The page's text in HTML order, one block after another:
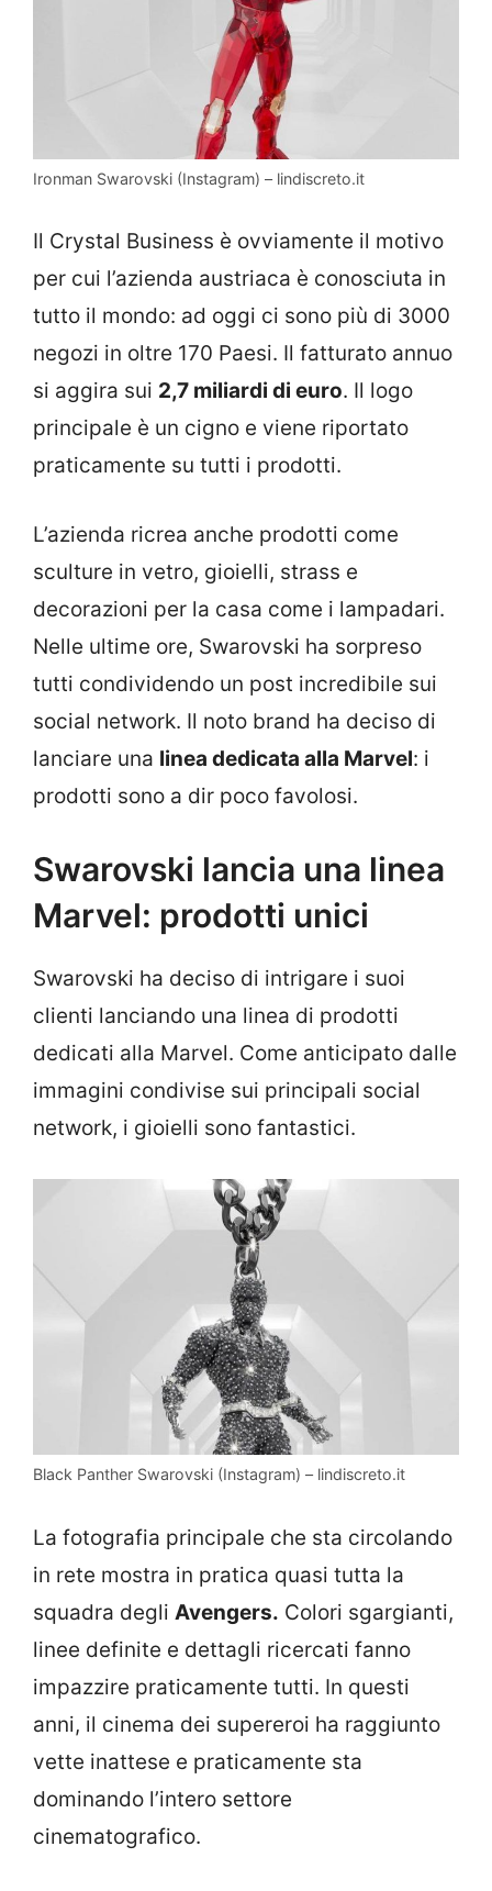
Ironman Swarovski (Instagram) – lindiscreto.it
Il Crystal Business è ovviamente il motivo
per cui l’azienda austriaca è conosciuta in
tutto il mondo: ad oggi ci sono più di 3000
negozi in oltre 170 Paesi. Il fatturato annuo
si aggira sui 2,7 miliardi di euro. Il logo
principale è un cigno e viene riportato
praticamente su tutti i prodotti.
L’azienda ricrea anche prodotti come
sculture in vetro, gioielli, strass e
decorazioni per la casa come i lampadari.
Nelle ultime ore, Swarovski ha sorpreso
tutti condividendo un post incredibile sui
social network. Il noto brand ha deciso di
lanciare una linea dedicata alla Marvel: i
prodotti sono a dir poco favolosi.
Swarovski lancia una linea
Marvel: prodotti unici
Swarovski ha deciso di intrigare i suoi
clienti lanciando una linea di prodotti
dedicati alla Marvel. Come anticipato dalle
immagini condivise sui principali social
network, i gioielli sono fantastici.
Black Panther Swarovski (Instagram) – lindiscreto.it
La fotografia principale che sta circolando
in rete mostra in pratica quasi tutta la
squadra degli Avengers. Colori sgargianti,
linee definite e dettagli ricercati fanno
impazzire praticamente tutti. In questi
anni, il cinema dei supereroi ha raggiunto
vette inattese e praticamente sta
dominando l’intero settore
cinematografico.